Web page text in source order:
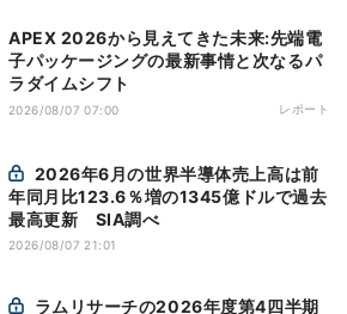
APEX 2026から見えてきた未来:先端電
子パッケージングの最新事情と次なるパ
ラダイムシフト
2026/08/07 07:00 レポート
年同月比123.6％増の1345億ドルで過去
最高更新 SIA調べ
2026/08/07 21:01